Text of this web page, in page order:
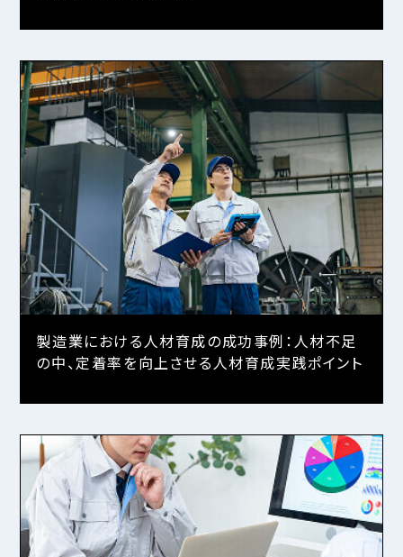
製造業における人材育成の成功事例：人材不足
の中、定着率を向上させる人材育成実践ポイント